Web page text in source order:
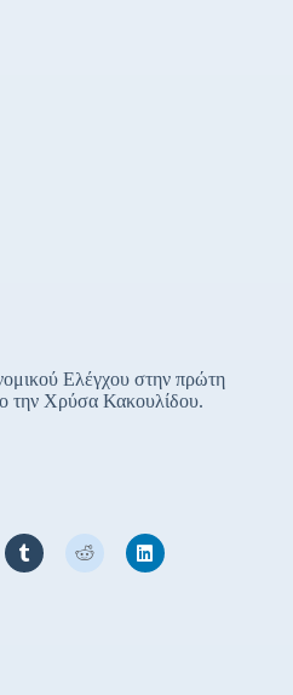
Ελέγχου στην πρώτη
την Χρύσα Κακουλίδου.